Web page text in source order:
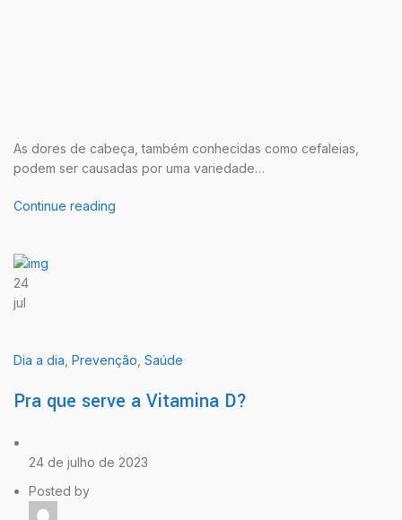
As dores de cabeça, também conhecidas como cefaleias,
podem ser causadas por uma variedade…
Continue reading
24
jul
Dia a dia Prevenção Saúde
Pra que serve a Vitamina D?
24 de julho de 2023
Posted by